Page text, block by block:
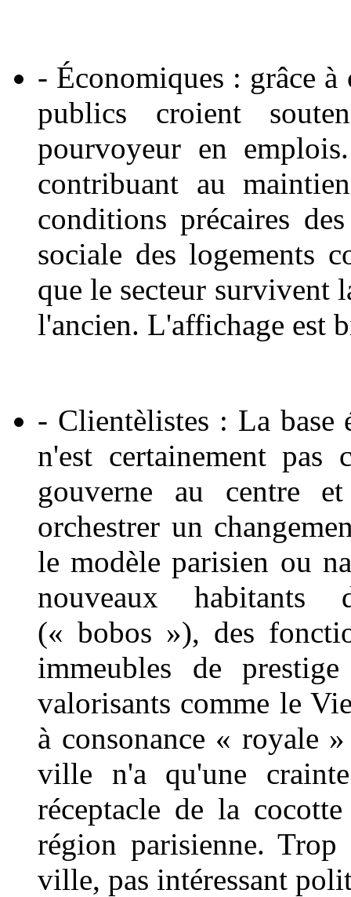
- Économiques : grâce
publics croient
pourvoyeur en
contribuant au
conditions précaires
sociale des logements
que le secteur survivent
l'ancien. L'affichage est
- Clientèlistes : La base
n'est certainement
gouverne au centre
orchestrer un
le modèle parisien ou
nouveaux habitants
(« bobos »), des
immeubles de
valorisants comme le
à consonance « royale
ville n'a qu'une
réceptacle de la
région parisienne.
ville, pas intéressant